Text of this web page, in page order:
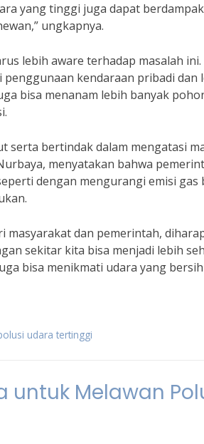
yang tinggi juga dapat
ungkapnya.
lebih aware terhadap masalah
kendaraan pribadi
bisa menanam lebih banyak
serta bertindak dalam mengatasi
menyatakan bahwa
dengan mengurangi emisi
masyarakat dan pemerintah,
sekitar kita bisa menjadi lebih
bisa menikmati udara yang
udara tertinggi
untuk Melawan